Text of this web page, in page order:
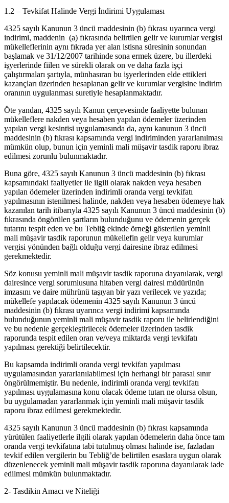
1.2 – Tevkifat Halinde Vergi İndirimi Uygulaması
4325 sayılı Kanunun 3 üncü maddesinin (b) fıkrası uyarınca vergi
indirimi, maddenin (a) fıkrasında belirtilen gelir ve kurumlar vergisi
mükelleflerinin aynı fıkrada yer alan istisna süresinin sonundan
başlamak ve 31/12/2007 tarihinde sona ermek üzere, bu illerdeki
işyerlerinde fiilen ve sürekli olarak on ve daha fazla işçi
çalıştırmaları şartıyla, münhasıran bu işyerlerinden elde ettikleri
kazançları üzerinden hesaplanan gelir ve kurumlar vergisine indirim
oranının uygulanması suretiyle hesaplanmaktadır.
Öte yandan, 4325 sayılı Kanun çerçevesinde faaliyette bulunan
mükelleflere nakden veya hesaben yapılan ödemeler üzerinden
yapılan vergi kesintisi uygulamasında da, aynı kanunun 3 üncü
maddesinin (b) fıkrası kapsamında vergi indiriminden yararlanılması
mümkün olup, bunun için yeminli mali müşavir tasdik raporu ibraz
edilmesi zorunlu bulunmaktadır.
Buna göre, 4325 sayılı Kanunun 3 üncü maddesinin (b) fıkrası
kapsamındaki faaliyetler ile ilgili olarak nakden veya hesaben
yapılan ödemeler üzerinden indirimli oranda vergi tevkifatı
yapılmasının istenilmesi halinde, nakden veya hesaben ödemeye hak
kazanılan tarih itibarıyla 4325 sayılı Kanunun 3 üncü maddesinin (b)
fıkrasında öngörülen şartların bulunduğunu ve ödemenin gerçek
tutarını tespit eden ve bu Tebliğ ekinde örneği gösterilen yeminli
mali müşavir tasdik raporunun mükellefin gelir veya kurumlar
vergisi yönünden bağlı olduğu vergi dairesine ibraz edilmesi
gerekmektedir.
Söz konusu yeminli mali müşavir tasdik raporuna dayanılarak, vergi
dairesince vergi sorumlusuna hitaben vergi dairesi müdürünün
imzasını ve daire mührünü taşıyan bir yazı verilecek ve yazıda;
mükellefe yapılacak ödemenin 4325 sayılı Kanunun 3 üncü
maddesinin (b) fıkrası uyarınca vergi indirimi kapsamında
bulunduğunun yeminli mali müşavir tasdik raporu ile belirlendiğini
ve bu nedenle gerçekleştirilecek ödemeler üzerinden tasdik
raporunda tespit edilen oran ve/veya miktarda vergi tevkifatı
yapılması gerektiği belirtilecektir.
Bu kapsamda indirimli oranda vergi tevkifatı yapılması
uygulamasından yararlanılabilmesi için herhangi bir parasal sınır
öngörülmemiştir. Bu nedenle, indirimli oranda vergi tevkifatı
yapılması uygulamasına konu olacak ödeme tutarı ne olursa olsun,
bu uygulamadan yararlanmak için yeminli mali müşavir tasdik
raporu ibraz edilmesi gerekmektedir.
4325 sayılı Kanunun 3 üncü maddesinin (b) fıkrası kapsamında
yürütülen faaliyetlerle ilgili olarak yapılan ödemelerin daha önce tam
oranda vergi tevkifatına tabi tutulmuş olması halinde ise, fazladan
tevkif edilen vergilerin bu Tebliğ’de belirtilen esaslara uygun olarak
düzenlenecek yeminli mali müşavir tasdik raporuna dayanılarak iade
edilmesi mümkün bulunmaktadır.
2- Tasdikin Amacı ve Niteliği